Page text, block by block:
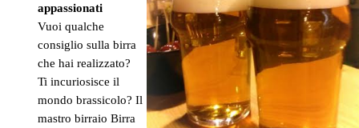
appassionati
Vuoi qualche
consiglio sulla birra
che hai realizzato?
Ti incuriosisce il
mondo brassicolo? Il
mastro birraio Birra